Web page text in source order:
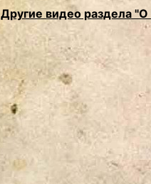
Другие видео раздела